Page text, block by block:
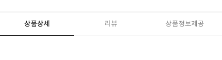
상품상세 리뷰 상품정보제공